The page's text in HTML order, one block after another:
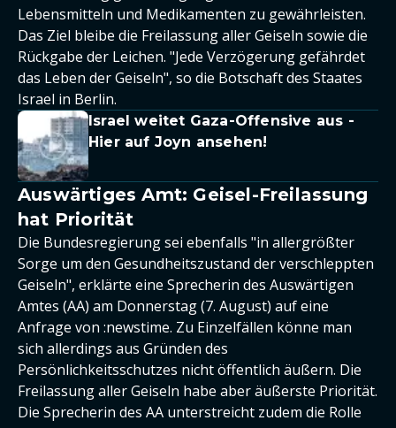
Lebensmitteln und Medikamenten zu gewährleisten.
Das Ziel bleibe die Freilassung aller Geiseln sowie die
Rückgabe der Leichen. "Jede Verzögerung gefährdet
das Leben der Geiseln", so die Botschaft des Staates
Israel in Berlin.
Israel weitet Gaza-Offensive aus -
Hier auf Joyn ansehen!
Auswärtiges Amt: Geisel-Freilassung
hat Priorität
Die Bundesregierung sei ebenfalls "in allergrößter
Sorge um den Gesundheitszustand der verschleppten
Geiseln", erklärte eine Sprecherin des Auswärtigen
Amtes (AA) am Donnerstag (7. August) auf eine
Anfrage von :newstime. Zu Einzelfällen könne man
sich allerdings aus Gründen des
Persönlichkeitsschutzes nicht öffentlich äußern. Die
Freilassung aller Geiseln habe aber äußerste Priorität.
Die Sprecherin des AA unterstreicht zudem die Rolle